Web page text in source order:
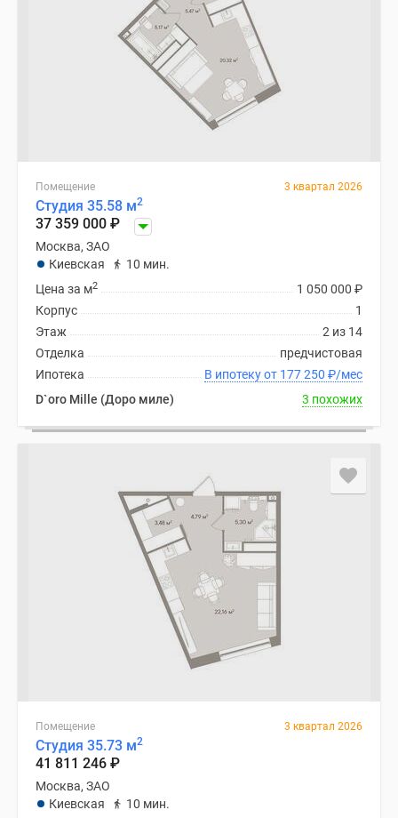
Помещение 3 квартал 2026
Студия 35.58 м2
37 359 000 ₽
Москва, ЗАО
Киевская
10 мин.
1 050 000 ₽
Цена за м2
1
Корпус
2 из 14
Этаж
предчистовая
Отделка
В ипотеку от 177 250 ₽/мес
Ипотека
D`oro Mille (Доро миле)
3 похожих
Помещение 3 квартал 2026
Студия 35.73 м2
41 811 246 ₽
Москва, ЗАО
Киевская
10 мин.